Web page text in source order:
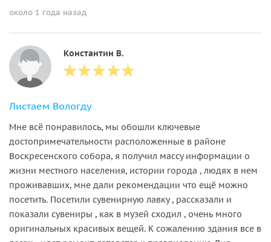
около 1 года назад
Константин В.
Листаем Вологду
Мне всё понравилось, мы обошли ключевые
достопримечательности расположенные в районе
Воскресенского собора, я получил массу информации о
жизни местного населения, истории города , людях в нем
проживавших, мне дали рекомендации что ещё можно
посетить. Посетили сувенирную лавку , рассказали и
показали сувениры , как в музей сходил , очень много
оригинальных красивых вещей. К сожалению здания все в